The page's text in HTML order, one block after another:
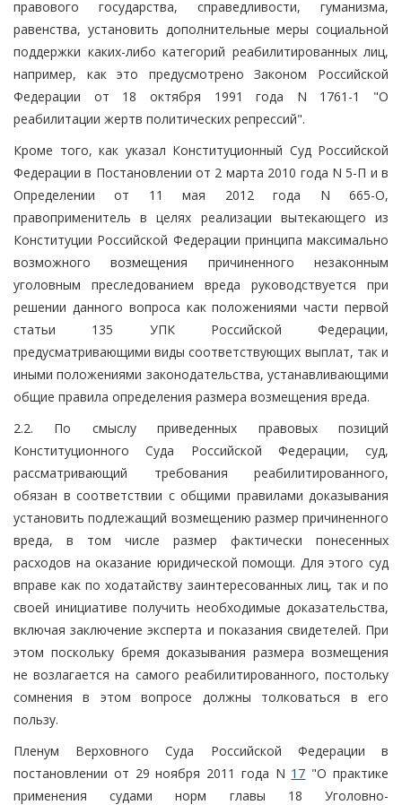
правового государства, справедливости, гуманизма,
равенства, установить дополнительные меры социальной
поддержки каких-либо категорий реабилитированных лиц,
например, как это предусмотрено Законом Российской
Федерации от 18 октября 1991 года N 1761-1 "О
реабилитации жертв политических репрессий".
Кроме того, как указал Конституционный Суд Российской
Федерации в Постановлении от 2 марта 2010 года N 5-П и в
Определении от 11 мая 2012 года N 665-О,
правоприменитель в целях реализации вытекающего из
Конституции Российской Федерации принципа максимально
возможного возмещения причиненного незаконным
уголовным преследованием вреда руководствуется при
решении данного вопроса как положениями части первой
статьи 135 УПК Российской Федерации,
предусматривающими виды соответствующих выплат, так и
иными положениями законодательства, устанавливающими
общие правила определения размера возмещения вреда.
2.2. По смыслу приведенных правовых позиций
Конституционного Суда Российской Федерации, суд,
рассматривающий требования реабилитированного,
обязан в соответствии с общими правилами доказывания
установить подлежащий возмещению размер причиненного
вреда, в том числе размер фактически понесенных
расходов на оказание юридической помощи. Для этого суд
вправе как по ходатайству заинтересованных лиц, так и по
своей инициативе получить необходимые доказательства,
включая заключение эксперта и показания свидетелей. При
этом поскольку бремя доказывания размера возмещения
не возлагается на самого реабилитированного, постольку
сомнения в этом вопросе должны толковаться в его
пользу.
Пленум Верховного Суда Российской Федерации в
постановлении от 29 ноября 2011 года N 17 "О практике
применения судами норм главы 18 Уголовно-